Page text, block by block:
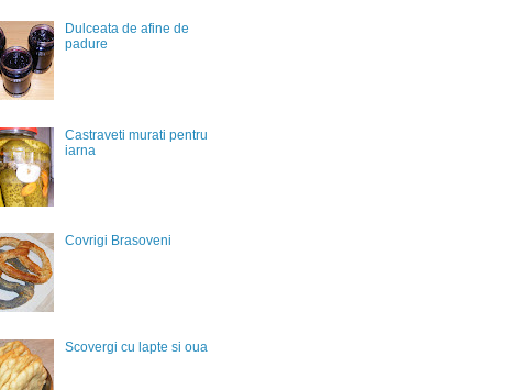
Dulceata de afine de
padure
Castraveti murati pentru
iarna
Covrigi Brasoveni
Scovergi cu lapte si oua